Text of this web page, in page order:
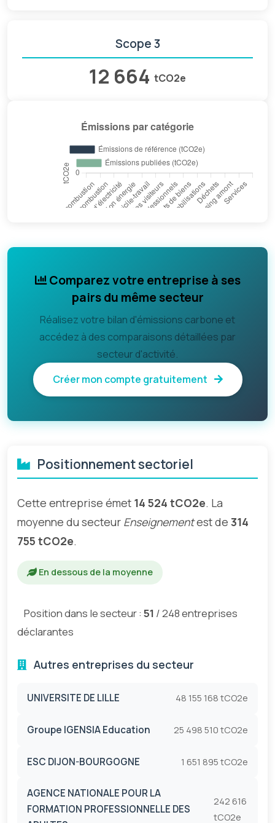
Scope 3
12 664 tCO2e
Comparez votre entreprise à ses
pairs du même secteur
Réalisez votre bilan d'émissions carbone et
accédez à des comparaisons détaillées par
secteur d'activité.
Créer mon compte gratuitement
Positionnement sectoriel
Cette entreprise émet 14 524 tCO2e. La
moyenne du secteur Enseignementest de 314
755 tCO2e.
En dessous de la moyenne
Position dans le secteur : 51 / 248 entreprises
déclarantes
Autres entreprises du secteur
UNIVERSITE DE LILLE 48 155 168 tCO2e
Groupe IGENSIA Education 25 498 510 tCO2e
ESC DIJON-BOURGOGNE 1 651 895 tCO2e
AGENCE NATIONALE POUR LA
FORMATION PROFESSIONNELLE DES
242 616
tCO2e